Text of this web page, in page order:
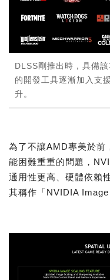
DLSS剛推出時，具備
的開發工具逐漸加入支
升。
為了不讓AMD專美於前
能困難重重的問題，
通用性更高、硬體依賴
其稱作「NVIDIA